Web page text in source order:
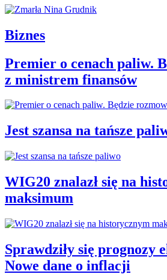
Biznes
Premier o cenach paliw.
z ministrem finansów
Jest szansa na tańsze
WIG20 znalazł się na
maksimum
Sprawdziły się prognozy
Nowe dane o inflacji